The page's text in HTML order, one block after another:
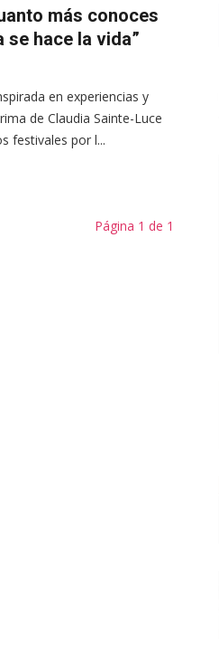
más conoces
se hace la vida”
en experiencias y
de Claudia Sainte-Luce
festivales por l...
Página 1 de 1